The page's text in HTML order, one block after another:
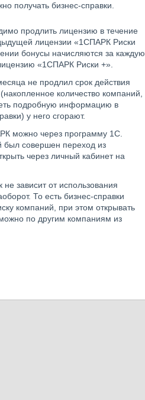
получать бизнес-справки.
продлить лицензию в течение
лицензии «1СПАРК Риски
бонусы начисляются за каждую
«1СПАРК Риски +».
не продлил срок действия
количество компаний,
подробную информацию в
у него сгорают.
можно через программу 1С.
был совершен переход из
через личный кабинет на
зависит от использования
То есть бизнес-справки
компаний, при этом открывать
по другим компаниям из